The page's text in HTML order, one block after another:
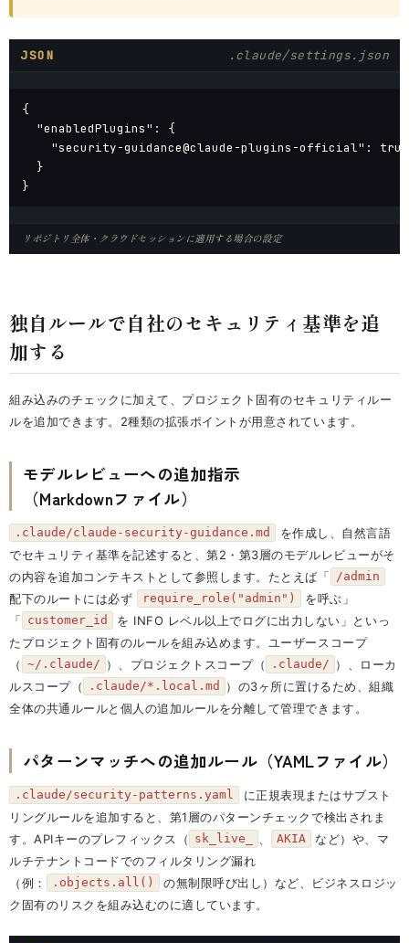
JSON .claude/settings.json
{
  "enabledPlugins": {
    "security-guidance@claude-plugins-official": true
  }
}
リポジトリ全体・クラウドセッションに適用する場合の設定
独自ルールで自社のセキュリティ基準を追
加する
組み込みのチェックに加えて、プロジェクト固有のセキュリティルー
ルを追加できます。2種類の拡張ポイントが用意されています。
モデルレビューへの追加指示
（Markdownファイル）
.claude/claude-security-guidance.md
を作成し、自然言語
でセキュリティ基準を記述すると、第2・第3層のモデルレビューがそ
の内容を追加コンテキストとして参照します。たとえば「 /admin
配下のルートには必ず require_role("admin")
を呼ぶ」
「 customer_id
を INFO レベル以上でログに出力しない」といっ
たプロジェクト固有のルールを組み込めます。ユーザースコープ
（ ~/.claude/ ）、プロジェクトスコープ（ .claude/ ）、ローカ
ルスコープ（
.claude/*.local.md
）の3ヶ所に置けるため、組織
全体の共通ルールと個人の追加ルールを分離して管理できます。
パターンマッチへの追加ルール（YAMLファイル）
.claude/security-patterns.yaml
に正規表現またはサブスト
リングルールを追加すると、第1層のパターンチェックで検出されま
す。APIキーのプレフィックス（ sk_live_ AKIA
など）や、マ
ルチテナントコードでのフィルタリング漏れ
（例：
.objects.all()
の無制限呼び出し）など、ビジネスロジッ
ク固有のリスクを組み込むのに適しています。